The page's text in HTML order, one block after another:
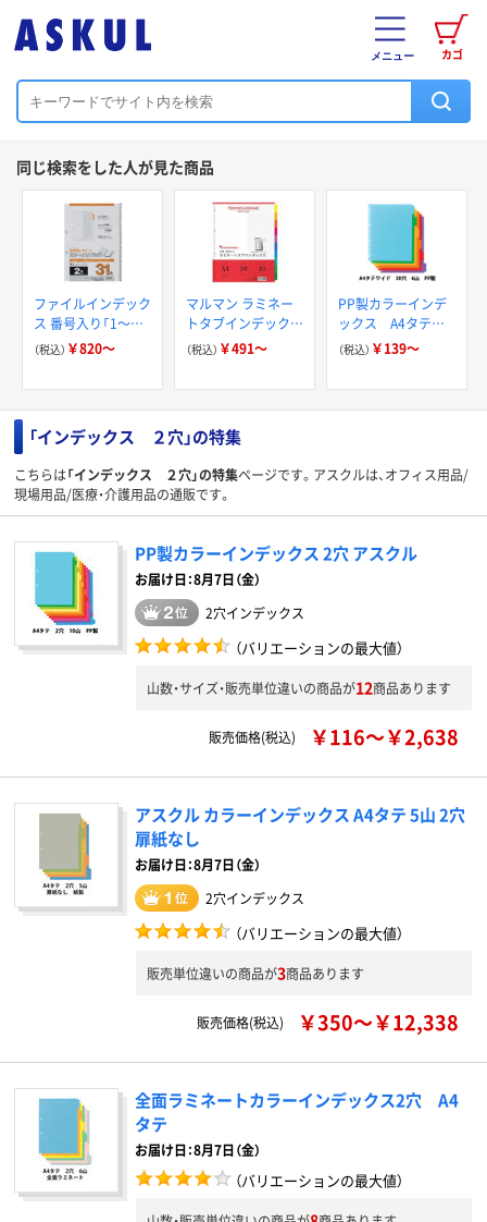
カゴ
メニュー
同じ検索をした人が見た商品
ファイルインデック
ス 番号入り「1～
31」ラミネートタブ
（税込） ￥820～
マルマン ラミネー
トタブインデックス
A4ワイド 30穴
（税込） ￥491～
PP製カラーインデ
ックス A4タテ
30穴 アスクル
（税込） ￥139～
「インデックス ２穴」の特集
こちらは「インデックス ２穴」の特集ページです。アスクルは、オフィス用品/
現場用品/医療・介護用品の通販です。
PP製カラーインデックス 2穴 アスクル
お届け日：8月7日（金）
2穴インデックス
（バリエーションの最大値）
山数・サイズ・販売単位違いの商品が12商品あります
販売価格(税込) ￥116～￥2,638
アスクル カラーインデックス A4タテ 5山 2穴
扉紙なし
お届け日：8月7日（金）
2穴インデックス
（バリエーションの最大値）
販売単位違いの商品が3商品あります
販売価格(税込) ￥350～￥12,338
全面ラミネートカラーインデックス2穴 A4
タテ
お届け日：8月7日（金）
（バリエーションの最大値）